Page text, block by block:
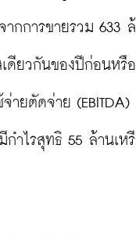
ากการขายรวม
ดียวกันของปีก่อนห
ายตัดจ่าย
ำไรสุทธิ 55 ล้าน